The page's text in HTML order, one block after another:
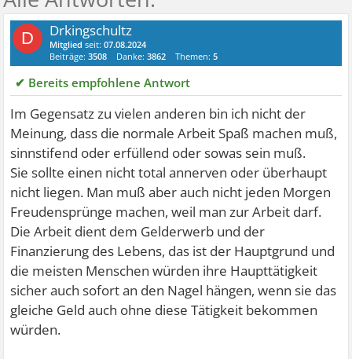
D Drkingschultz
Mitglied seit:07.08.2024
Beiträge:3508 Danke:3862 Themen:5
✔ Bereits empfohlene Antwort
Im Gegensatz zu vielen anderen bin ich nicht der
Meinung, dass die normale Arbeit Spaß machen muß,
sinnstifend oder erfüllend oder sowas sein muß.
Sie sollte einen nicht total annerven oder überhaupt
nicht liegen. Man muß aber auch nicht jeden Morgen
Freudensprünge machen, weil man zur Arbeit darf.
Die Arbeit dient dem Gelderwerb und der
Finanzierung des Lebens, das ist der Hauptgrund und
die meisten Menschen würden ihre Haupttätigkeit
sicher auch sofort an den Nagel hängen, wenn sie das
gleiche Geld auch ohne diese Tätigkeit bekommen
würden.